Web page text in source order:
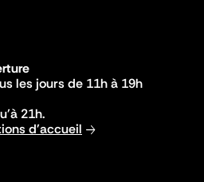
les jours de 11h à 19h
21h.
d'accueil